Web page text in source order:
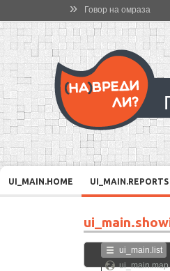
» Говор на омраза
UI_MAIN.HOME UI_MAIN.REPORTS
ui_main.list
ui_main.map